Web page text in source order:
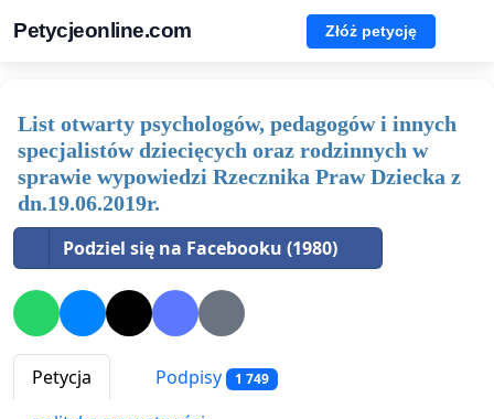
Petycjeonline.com Złóż petycję
List otwarty psychologów, pedagogów i innych
specjalistów dziecięcych oraz rodzinnych w
sprawie wypowiedzi Rzecznika Praw Dziecka z
dn.19.06.2019r.
Podziel się na Facebooku (1980)
Petycja Podpisy 1 749